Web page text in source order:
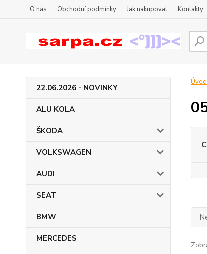
O nás Obchodní podmínky Jak nakupovat Kontakty
22.06.2026 - NOVINKY
ALU KOLA
ŠKODA
VOLKSWAGEN
AUDI
SEAT
BMW
MERCEDES
Úvod